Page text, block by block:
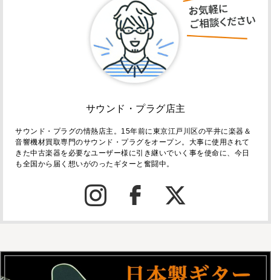
サウンド・プラグ店主
サウンド・プラグの情熱店主。15年前に東京江戸川区の平井に楽器＆
音響機材買取専門のサウンド・プラグをオープン。大事に使用されて
きた中古楽器を必要なユーザー様に引き継いでいく事を使命に、今日
も全国から届く想いがのったギターと奮闘中。